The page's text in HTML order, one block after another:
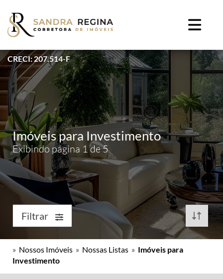
CRECI: 207.514-F
Imóveis para Investimento
Exibindo página 1 de 5
Filtrar
» Nossos Imóveis » Nossas Listas » Imóveis para
Investimento